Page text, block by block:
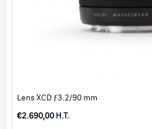
Lens XCD ƒ3.2/90 mm
€2.690,00 H.T.